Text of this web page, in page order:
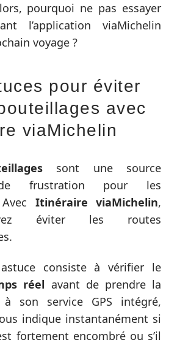
pourquoi ne pas essayer
l’application viaMichelin
voyage ?
pour éviter
avec
viaMichelin
sont une source
frustration pour les
Itinéraire viaMichelin,
éviter les routes
consiste à vérifier le
réel avant de prendre la
son service GPS intégré,
indique instantanément si
fortement encombré ou s’il